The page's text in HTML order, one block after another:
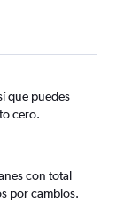
que puedes
cero.
con total
por cambios.